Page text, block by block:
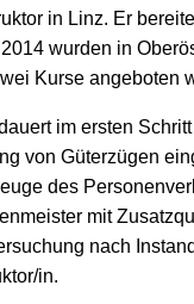
in Linz. Er
wurden in
Kurse angeboten
im ersten
von Güterzügen
des
mit
nach
in.